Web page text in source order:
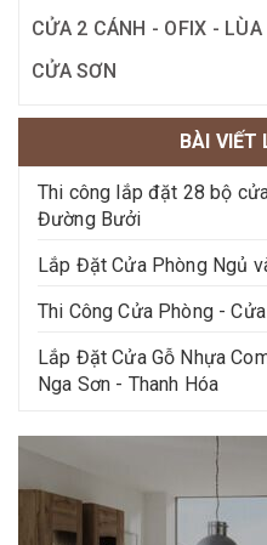
CỬA 2 CÁNH - OFIX - LÙA
CỬA SƠN
BÀI VIẾT
Thi công lắp đặt 28 bộ
Đường Bưởi
Lắp Đặt Cửa Phòng Ngủ
Thi Công Cửa Phòng -
Lắp Đặt Cửa Gỗ Nhựa
Nga Sơn - Thanh Hóa